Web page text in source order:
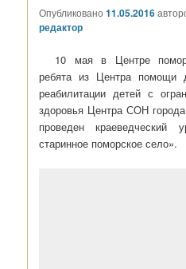
Опубликовано11.05.2016
редактор
10 мая в Центре
ребята из Центра
реабилитации детей с
здоровья Центра СОН
проведен
старинное поморское село».